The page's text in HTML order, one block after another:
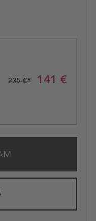
141 €
235 €*